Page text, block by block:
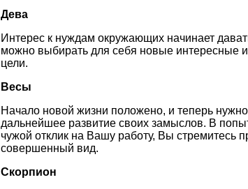
Дева
Интерес к нуждам окружающих начинает
можно выбирать для себя новые интересные
цели.
Весы
Начало новой жизни положено, и теперь
дальнейшее развитие своих замыслов. В
чужой отклик на Вашу работу, Вы стремитесь
совершенный вид.
Скорпион